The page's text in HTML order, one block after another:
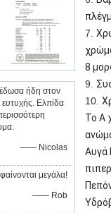
ήδη στον
ευτυχής. Ελπίδα
—— Nicolas
μεγάλα!
—— Rob
7.
8
9.
10.
Το Α
Αυγά